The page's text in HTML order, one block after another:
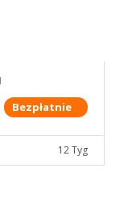
Bezpłatnie
12 Tyg